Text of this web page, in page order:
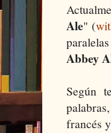
Ale" (
Abbey
Según
francés